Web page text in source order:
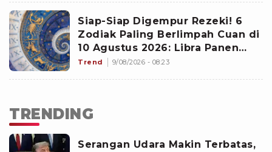
Siap-Siap Digempur Rezeki! 6
Zodiak Paling Berlimpah Cuan di
10 Agustus 2026: Libra Panen
Proyek Emas
Trend 9/08/2026 - 08:23
TRENDING
Serangan Udara Makin Terbatas,